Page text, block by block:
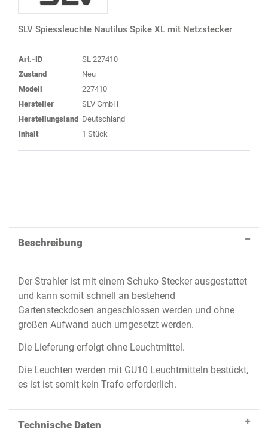
SLV Spiessleuchte Nautilus Spike XL mit Netzstecker
Art.-ID
SL 227410
Zustand
Neu
Modell
227410
Hersteller
SLV GmbH
Herstellungsland Deutschland
Inhalt
1 Stück
Beschreibung
Der Strahler ist mit einem Schuko Stecker ausgestattet
und kann somit schnell an bestehend
Gartensteckdosen angeschlossen werden und ohne
großen Aufwand auch umgesetzt werden.
Die Lieferung erfolgt ohne Leuchtmittel.
Die Leuchten werden mit GU10 Leuchtmitteln bestückt,
es ist ist somit kein Trafo erforderlich.
Technische Daten